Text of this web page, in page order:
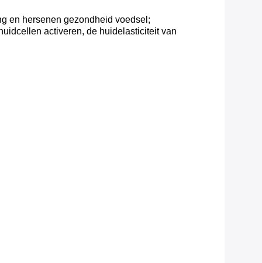
en hersenen gezondheid voedsel;
activeren, de huidelasticiteit van